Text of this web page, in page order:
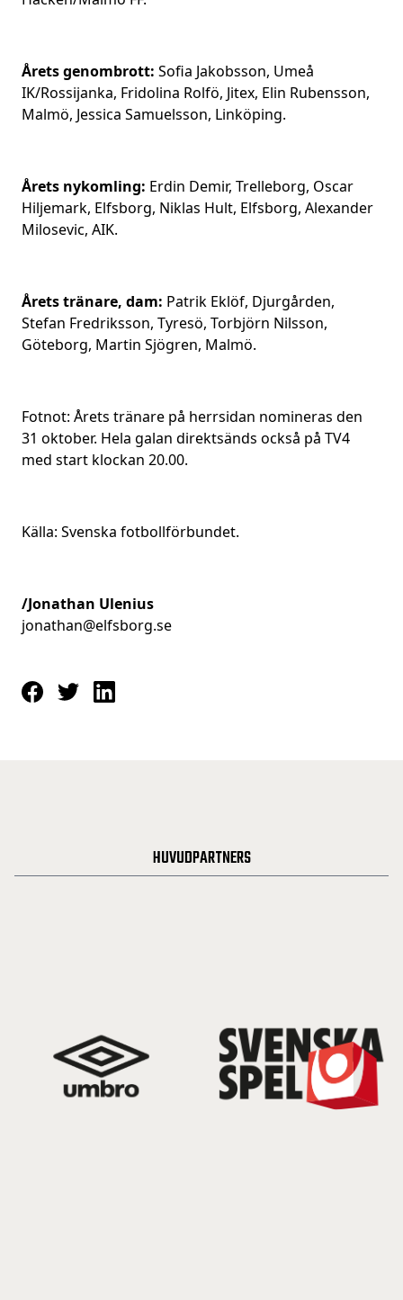
Årets genombrott: Sofia Jakobsson, Umeå
IK/Rossijanka, Fridolina Rolfö, Jitex, Elin Rubensson,
Malmö, Jessica Samuelsson, Linköping.
Årets nykomling: Erdin Demir, Trelleborg, Oscar
Hiljemark, Elfsborg, Niklas Hult, Elfsborg, Alexander
Milosevic, AIK.
Årets tränare, dam: Patrik Eklöf, Djurgården,
Stefan Fredriksson, Tyresö, Torbjörn Nilsson,
Göteborg, Martin Sjögren, Malmö.
Fotnot: Årets tränare på herrsidan nomineras den
31 oktober. Hela galan direktsänds också på TV4
med start klockan 20.00.
Källa: Svenska fotbollförbundet.
/Jonathan Ulenius
jonathan@elfsborg.se
HUVUDPARTNERS